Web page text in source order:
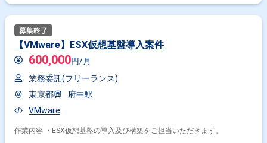
【VMware】ESX仮想基盤導入案件
600,000円/月
業務委託(フリーランス)
東京都
府中駅
VMware
作業内容 ・ESX仮想基盤の導入及び構築をご担当いただきます。